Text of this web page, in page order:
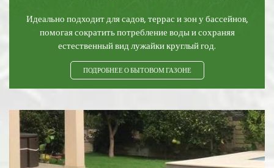
Идеально подходит для садов, террас и зон у бассейнов,
помогая сократить потребление воды и сохраняя
естественный вид лужайки круглый год.
ПОДРОБНЕЕ О БЫТОВОМ ГАЗОНЕ